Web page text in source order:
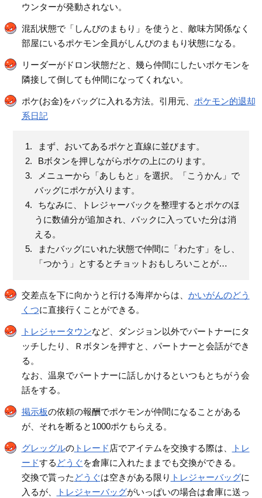
ウンターが発動されない。
混乱状態で「しんぴのまもり」を使うと、敵味方関係なく
部屋にいるポケモン全員がしんぴのまもり状態になる。
リーダーがドロン状態だと、幾ら仲間にしたいポケモンを
隣接して倒しても仲間になってくれない。
ポケ(お金)をバッグに入れる方法。引用元、 ポケモン的退却
系日記
まず、おいてあるポケと直線に並びます。
Bボタンを押しながらポケの上にのります。
メニューから「あしもと」を選択。「こうかん」で
バッグにポケが入ります。
ちなみに、トレジャーバックを整理するとポケのほ
うに数値分が追加され、バックに入っていた分は消
える。
またバッグにいれた状態で仲間に「わたす」をし、
「つかう」とするとチョットおもしろいことが…
交差点を下に向かうと行ける海岸からは、 かいがんのどう
くつに直接行くことができる。
トレジャータウンなど、ダンジョン以外でパートナーにタ
ッチしたり、Ｒボタンを押すと、パートナーと会話ができ
る。
なお、温泉でパートナーに話しかけるといつもとちがう会
話をする。
掲示板の依頼の報酬でポケモンが仲間になることがある
が、それを断ると1000ポケもらえる。
グレッグルのトレード 店でアイテムを交換する際は、
トレ
ードする どうぐを倉庫に入れたままでも交換ができる。
交換で貰った どうぐは空きがある限り トレジャーバッグに
入るが、
トレジャーバッグがいっぱいの場合は倉庫に送っ